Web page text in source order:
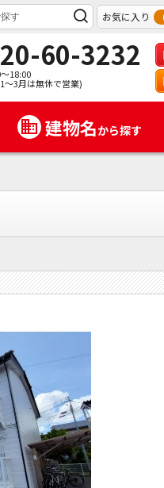
お気に入り
60-3232
18:00
～3月は無休で営業)
建物名から探す